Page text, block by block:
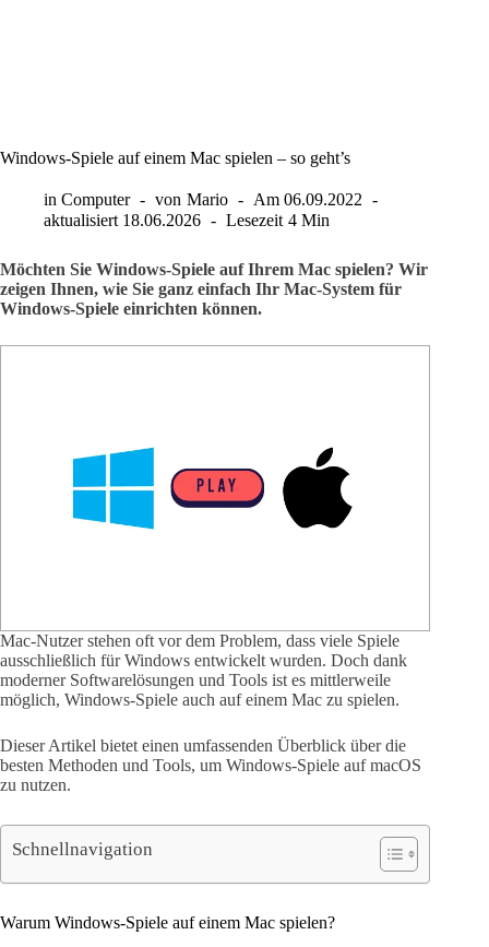
Windows-Spiele auf einem Mac spielen – so geht’s
in Computer von Mario Am 06.09.2022
aktualisiert 18.06.2026 Lesezeit 4 Min
Möchten Sie Windows-Spiele auf Ihrem Mac spielen? Wir
zeigen Ihnen, wie Sie ganz einfach Ihr Mac-System für
Windows-Spiele einrichten können.
Mac-Nutzer stehen oft vor dem Problem, dass viele Spiele
ausschließlich für Windows entwickelt wurden. Doch dank
moderner Softwarelösungen und Tools ist es mittlerweile
möglich, Windows-Spiele auch auf einem Mac zu spielen.
Dieser Artikel bietet einen umfassenden Überblick über die
besten Methoden und Tools, um Windows-Spiele auf macOS
zu nutzen.
Schnellnavigation
Warum Windows-Spiele auf einem Mac spielen?